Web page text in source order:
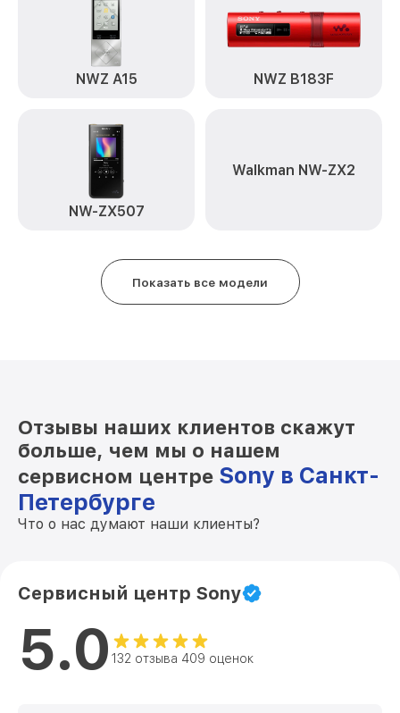
NWZ A15 NWZ B183F
NW-ZX507
Walkman NW-ZX2
Показать все модели
Отзывы наших клиентов скажут
больше, чем мы о нашем
сервисном центре Sony в Санкт-
Петербурге
Что о нас думают наши клиенты?
Сервисный центр Sony
5.0 132 отзыва 409 оценок